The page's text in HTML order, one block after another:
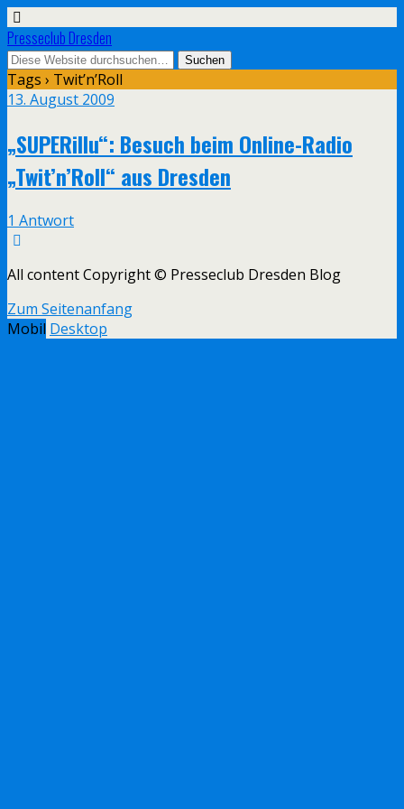
Presseclub Dresden
Tags › Twit’n’Roll
13. August 2009
„SUPERillu“: Besuch beim Online-Radio
„Twit’n’Roll“ aus Dresden
1 Antwort
All content Copyright © Presseclub Dresden Blog
Zum Seitenanfang
Mobil Desktop